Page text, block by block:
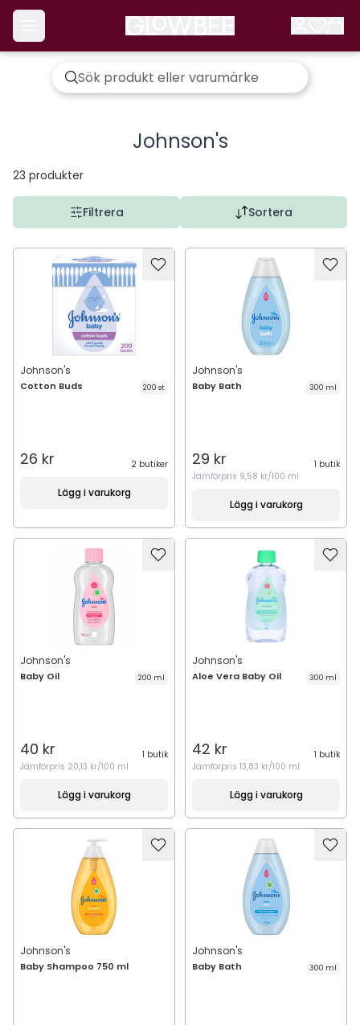
Johnson's
23 produkter
Filtrera Sortera
Johnson's
Cotton Buds 200 st
26 kr 2 butiker
Lägg i varukorg
Johnson's
Baby Bath 300 ml
29 kr
1 butik
Jämförpris 9,58 kr/100 ml
Lägg i varukorg
Johnson's
Baby Oil 200 ml
40 kr
1 butik
Jämförpris 20,13 kr/100 ml
Lägg i varukorg
Johnson's
Aloe Vera Baby Oil 300 ml
42 kr
1 butik
Jämförpris 13,83 kr/100 ml
Lägg i varukorg
Johnson's
Baby Shampoo 750 ml
Johnson's
Baby Bath 300 ml